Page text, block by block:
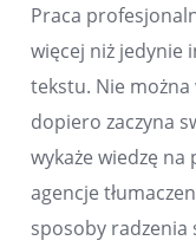
Praca
więcej niż jedynie
tekstu. Nie
dopiero zaczyna
wykaże wiedzę
agencje
sposoby radzenia